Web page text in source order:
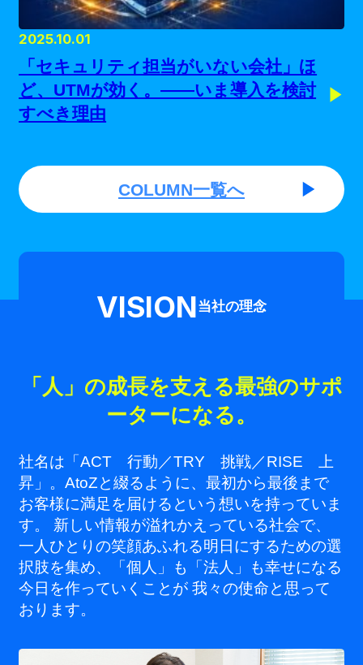
2025.10.01
「セキュリティ担当がいない会社」ほ
ど、UTMが効く。——いま導入を検討
すべき理由
COLUMN一覧へ
VISION当社の理念
「人」の成長を支える最強のサポ
ーターになる。
社名は「ACT 行動／TRY 挑戦／RISE 上
昇」。AtoZと綴るように、最初から最後まで
お客様に満足を届けるという想いを持っていま
す。 新しい情報が溢れかえっている社会で、
一人ひとりの笑顔あふれる明日にするための選
択肢を集め、「個人」も「法人」も幸せになる
今日を作っていくことが 我々の使命と思って
おります。